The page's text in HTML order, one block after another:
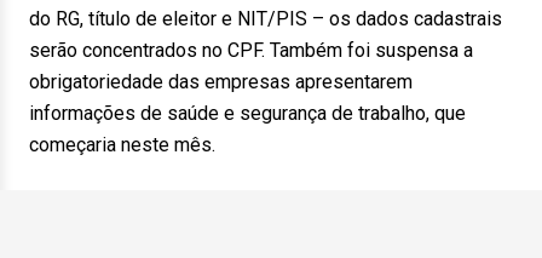
do RG, título de eleitor e NIT/PIS – os dados cadastrais
serão concentrados no CPF. Também foi suspensa a
obrigatoriedade das empresas apresentarem
informações de saúde e segurança de trabalho, que
começaria neste mês.